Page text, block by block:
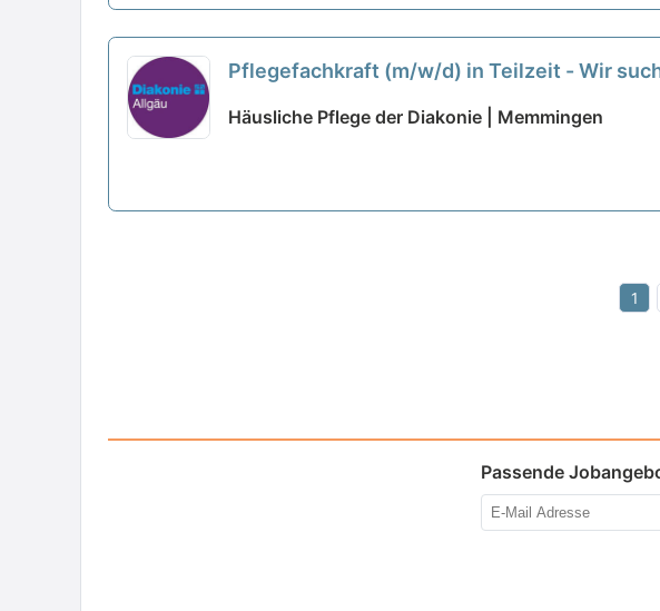
Pflegefachkraft (m/w/d) in Teilzeit - Wir
Häusliche Pflege der Diakonie | Memmingen
1
Passende